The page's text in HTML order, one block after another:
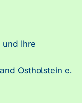
Ihre
Ostholstein e.